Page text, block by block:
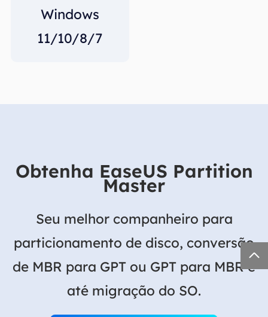
Windows
11/10/8/7
Obtenha EaseUS Partition
Master
Seu melhor companheiro para
particionamento de disco, conversão
de MBR para GPT ou GPT para MBR e
até migração do SO.

